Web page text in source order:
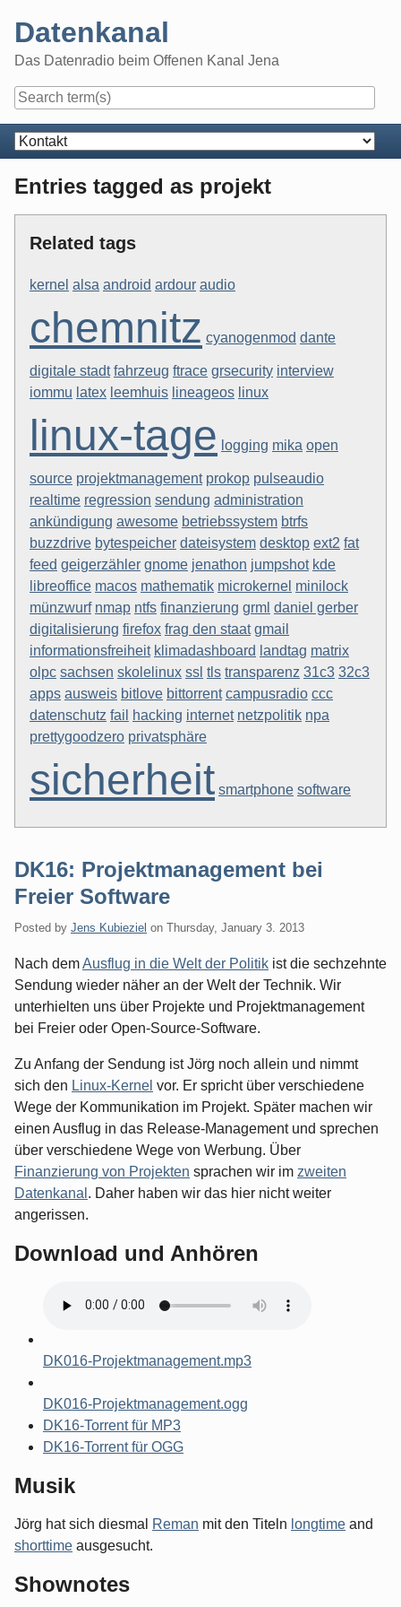
content
Datenkanal
Das Datenradio beim Offenen Kanal Jena
Navigation
Entries tagged as projekt
Related tags
kernel alsa android ardour audio
chemnitz cyanogenmod dante
digitale stadt fahrzeug ftrace grsecurity interview
iommu latex leemhuis lineageos linux
linux-tage logging mika open
source projektmanagement prokop pulseaudio
realtime regression sendung administration
ankündigung awesome betriebssystem btrfs
buzzdrive bytespeicher dateisystem desktop ext2 fat
feed geigerzähler gnome jenathon jumpshot kde
libreoffice macos mathematik microkernel minilock
münzwurf nmap ntfs finanzierung grml daniel gerber
digitalisierung firefox frag den staat gmail
informationsfreiheit klimadashboard landtag matrix
olpc sachsen skolelinux ssl tls transparenz 31c3 32c3
apps ausweis bitlove bittorrent campusradio ccc
datenschutz fail hacking internet netzpolitik npa
prettygoodzero privatsphäre
sicherheit smartphone software
DK16: Projektmanagement bei
Freier Software
Posted by Jens Kubieziel on Thursday, January 3. 2013
Nach demAusflug in die Welt der Politik ist die sechzehnte
Sendung wieder näher an der Welt der Technik. Wir
unterhielten uns über Projekte und Projektmanagement
bei Freier oder Open-Source-Software.
Zu Anfang der Sendung ist Jörg noch allein und nimmt
sich den Linux-Kernel vor. Er spricht über verschiedene
Wege der Kommunikation im Projekt. Später machen wir
einen Ausflug in das Release-Management und sprechen
über verschiedene Wege von Werbung. Über
Finanzierung von Projekten sprachen wir im zweiten
Datenkanal . Daher haben wir das hier nicht weiter
angerissen.
Download und Anhören
DK016-Projektmanagement.mp3
DK016-Projektmanagement.ogg
DK16-Torrent für MP3
DK16-Torrent für OGG
Musik
Jörg hat sich diesmal Reman mit den Titeln longtime and
shorttime ausgesucht.
Shownotes